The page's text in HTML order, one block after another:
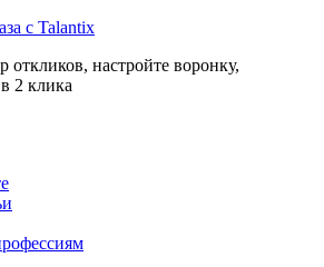
с Talantix
откликов, настройте воронку,
2 клика